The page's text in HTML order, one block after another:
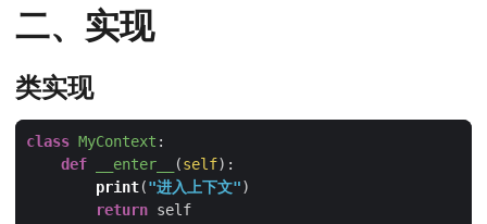
二、实现
类实现
class MyContext :
def
__enter__ (self):
print("进入上下文"
return